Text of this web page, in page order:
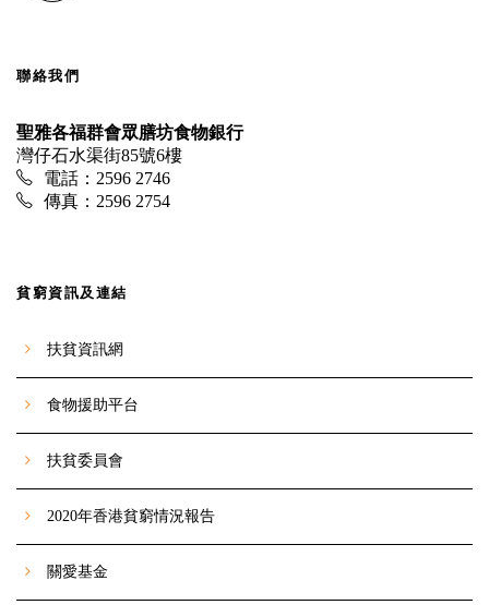
聯絡我們
聖雅各福群會眾膳坊食物銀行
灣仔石水渠街85號6樓
電話：2596 2746
傳真：2596 2754
貧窮資訊及連結
扶貧資訊網
食物援助平台
扶貧委員會
2020年香港貧窮情況報告
關愛基金